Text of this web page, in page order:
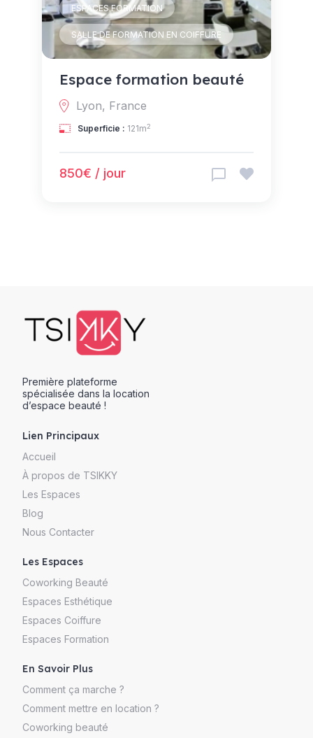
ESPACES FORMATION
SALLE DE FORMATION EN COIFFURE
Espace formation beauté
Lyon, France
Superficie : 121m2
850€ / jour
Première plateforme
spécialisée dans la location
d’espace beauté !
Lien Principaux
Accueil
À propos de TSIKKY
Les Espaces
Blog
Nous Contacter
Les Espaces
Coworking Beauté
Espaces Esthétique
Espaces Coiffure
Espaces Formation
En Savoir Plus
Comment ça marche ?
Comment mettre en location ?
Coworking beauté